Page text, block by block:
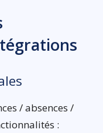
/ absences /
: